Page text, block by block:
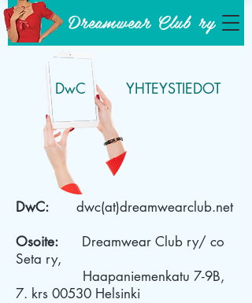
Dreamwear Club ry
YHTEYSTIEDOT
DwC
DwC: dwc(at)dreamwearclub.net
Osoite: Dreamwear Club ry/ co
Seta ry,
Haapaniemenkatu 7-9B,
7. krs 00530 Helsinki